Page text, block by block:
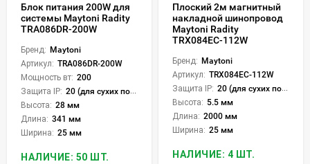
Блок питания 200W для
системы Maytoni Radity
TRA086DR-200W
Бренд: Maytoni
Артикул: TRA086DR-200W
Мощность вт: 200
Защита IP: 20 (для сухих пом.)
Высота: 28 мм
Длина: 341 мм
Ширина: 25 мм
НАЛИЧИЕ: 50 ШТ.
Плоский 2м магнитный
накладной шинопровод
Maytoni Radity
TRX084EC-112W
Бренд: Maytoni
Артикул: TRX084EC-112W
Защита IP: 20 (для сухих пом.)
Высота: 5.5 мм
Длина: 2000 мм
Ширина: 25 мм
НАЛИЧИЕ: 4 ШТ.